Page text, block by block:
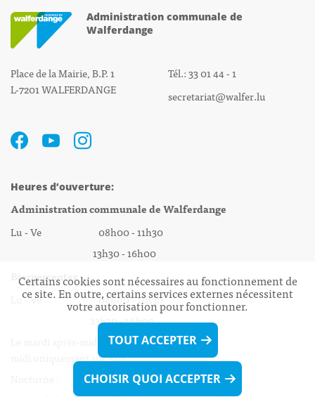
Administration communale de
Walferdange
Place de la Mairie, B.P. 1
L-7201 WALFERDANGE
Tél.: 33 01 44 - 1
secretariat@walfer.lu
Heures d’ouverture:
Administration communale de Walferdange
Lu - Ve 08h00 - 11h30
13h30 - 16h00
Biergercenter
Lu - Ve 08h00 - 11h30
13h30 - 16h00
Le mardi après-midi et le vendredi après-
midi uniquement sur Rdv.
Certains cookies sont nécessaires au fonctionnement de
ce site. En outre, certains services externes nécessitent
votre autorisation pour fonctionner.
TOUT ACCEPTER
CHOISIR QUOI ACCEPTER